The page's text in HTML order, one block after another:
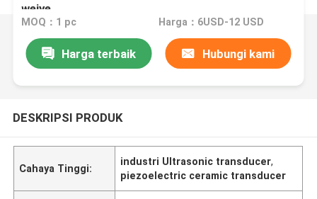
weiye
MOQ：1 pc Harga：6USD-12 USD
Harga terbaik Hubungi kami
DESKRIPSI PRODUK
Cahaya Tinggi:
industri Ultrasonic transducer,
piezoelectric ceramic transducer